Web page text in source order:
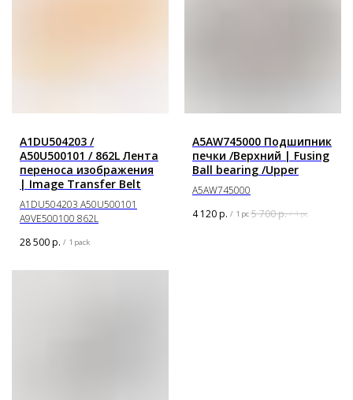
A1DU504203 /
A50U500101 / 862L Лента
переноса изображения
| Image Transfer Belt
A1DU504203 A50U500101
A9VE500100 862L
28 500р. / 1 pack
A5AW745000 Подшипник
печки /Верхний | Fusing
Ball bearing /Upper
A5AW745000
4 120р. / 1 pc 5 700р. / 1 pc